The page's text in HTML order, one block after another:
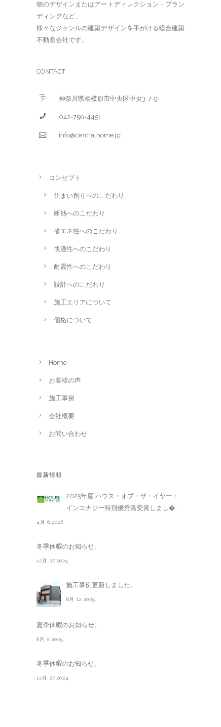
物のデザインまたはアートディレクション・ブラン
ディングなど、
様々なジャンルの建築デザインを手がける総合建築
不動産会社です。
CONTACT
神奈川県相模原市中央区中央3-7-9
042-756-4451
info@centralhome.jp
コンセプト
住まい創りへのこだわり
断熱へのこだわり
省エネ性へのこだわり
快適性へのこだわり
耐震性へのこだわり
設計へのこだわり
施工エリアについて
価格について
Home
お客様の声
施工事例
会社概要
お問い合わせ
最新情報
2025年度 ハウス・オブ・ザ・イヤー・
インエナジー特別優秀賞受賞しまし�. . .
4月 6,2026
冬季休暇のお知らせ。
12月 27,2025
施工事例更新しました。
8月 12,2025
夏季休暇のお知らせ。
8月 8,2025
冬季休暇のお知らせ。
12月 27,2024